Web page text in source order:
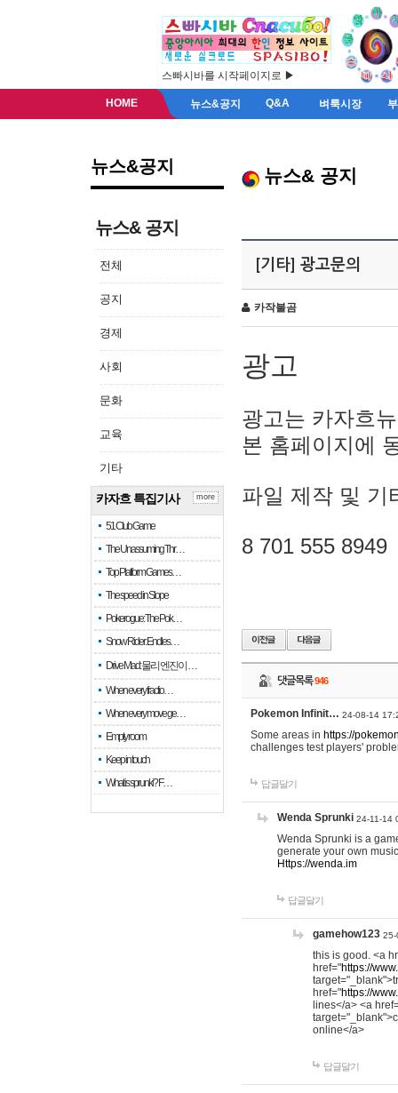
스빠시바를 시작페이지로 ▶
HOME 뉴스&공지 Q&A 벼룩시장
뉴스&공지
뉴스& 공지
전체
공지
경제
사회
문화
교육
기타
카자흐 특집기사
51 Club Game
The Unassuming Thr…
Top Platform Games…
The speed in Slope
Pokerogue: The Pok…
Snow Rider: Endles…
Drive Mad: 물리 엔진이 …
When every fractio…
When every move ge…
Empty room
Keep in touch
What is sprunki? F…
more
뉴스& 공지
[기타] 광고문의
카작불곰
광고
광고는 카자흐
본 홈페이지에
파일 제작 및 기
8 701 555 8949
댓글목록946
Pokemon Infinit… 24-08-14
Some areas in https://
challenges test players'
답글달기
Wenda Sprunki 24-11-14
Wenda Sprunki is a
generate your own
Https://wenda.im
답글달기
gamehow123 25-
this is good. <a
href="https://
href="https://
lines</a> <a
online</a>
답글달기